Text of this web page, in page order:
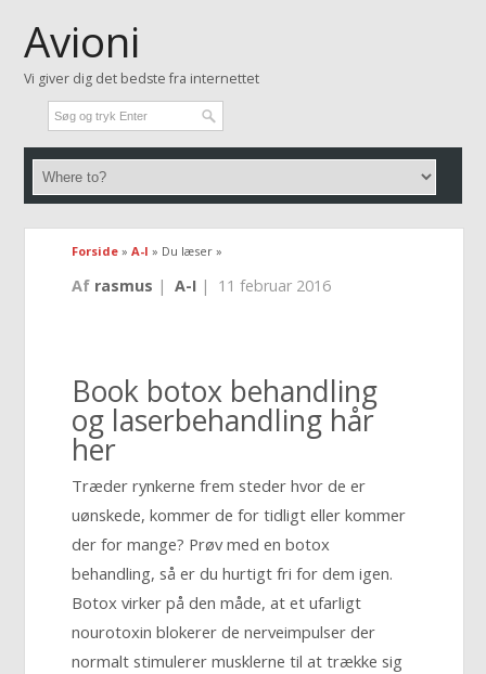
Avioni
Vi giver dig det bedste fra internettet
Forside» A-I » Du læser »
Af rasmus | A-I| 11 februar 2016
Book botox behandling
og laserbehandling hår
her
Træder rynkerne frem steder hvor de er
uønskede, kommer de for tidligt eller kommer
der for mange? Prøv med en botox
behandling, så er du hurtigt fri for dem igen.
Botox virker på den måde, at et ufarligt
nourotoxin blokerer de nerveimpulser der
normalt stimulerer musklerne til at trække sig